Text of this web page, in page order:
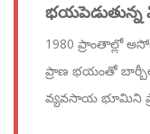
భయపెడుతున్న
1980 ప్రాంతాల్లో
ప్రాణ భయంతో
వ్యవసాయ భూమిని